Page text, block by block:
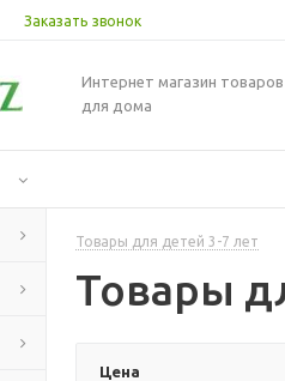
Заказать звонок
Интернет магазин товаров
для дома
Товары для детей 3-7 лет
Товары
Цена